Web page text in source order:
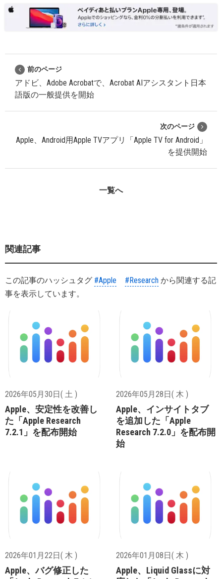
前のページ
アドビ、Adobe Acrobatで、Acrobat AIアシスタント日本
語版の一般提供を開始
次のページ
Apple、Android用Apple TVアプリ「Apple TV for Android」
を提供開始
一覧へ
関連記事
この記事のハッシュタグ #Apple #Research から関連する記
事を表示しています。
2026年05月30日( 土 )
Apple、安定性を改善し
た「Apple Research
7.2.1」を配布開始
2026年05月28日( 木 )
Apple、インサイトタブ
を追加した「Apple
Research 7.2.0」を配布開
始
2026年01月22日( 木 )
Apple、バグ修正した
2026年01月08日( 木 )
Apple、Liquid Glassに対